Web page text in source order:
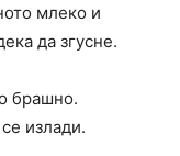
млеко и
да згусне.
брашно.
излади.